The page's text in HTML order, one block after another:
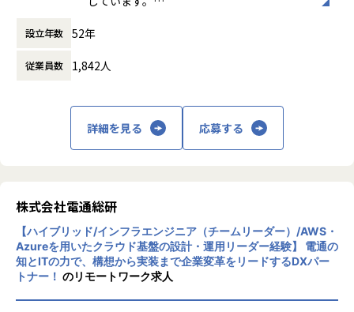
システムインテグレーション、その後の保守運用支援をご提
M5利用者のニーズに合わせ、日々アプリ、インフラの両観点
ドの更なる向上を目指しています。
お客様のコモディティ取引・リスク管理（CTRM）業務を支
援し、最終的にはお客様の収益力向上に貢献することを目指
（※1）https://www.dentsusoken.com/solution/m5.html
【業務の変更の範囲】
・システム構築の提案から設計、構築、運用まで携わること
が出来るため、実践的な技術力を身につけることが出来ま
す。
・電通グループ全体で利用する大規模な共通クラウド基盤を
扱うことができます。
する機会が多く、プロジェクトの意思決定に直接的に貢献で
・年次があがっても現場や技術に関わり続けることが出来ま
す。
■キャリアパス
関や製造業のトップクラスの企業と直接取引
ョンを提供しています。
設立年数 52年
従業員数 1,842人
詳細を見る 応募する
株式会社電通総研
【ハイブリッド/インフラエンジニア（チームリーダー）/AWS・
Azureを用いたクラウド基盤の設計・運用リーダー経験】 電通の
知とITの力で、構想から実装まで企業変革をリードするDXパー
トナー！ のリモートワーク求人